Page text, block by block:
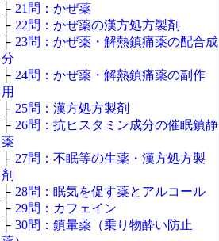
├ 21問：かぜ薬
├ 22問：かぜ薬の漢方処方製剤
├ 23問：かぜ薬・解熱鎮痛薬の配合成
分
├ 24問：かぜ薬・解熱鎮痛薬の副作
用
├ 25問：漢方処方製剤
├ 26問：抗ヒスタミン成分の催眠鎮静
薬
├ 27問：不眠等の生薬・漢方処方製
剤
├ 28問：眠気を促す薬とアルコール
├ 29問：カフェイン
├ 30問：鎮暈薬（乗り物酔い防止